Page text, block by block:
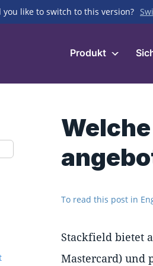
like to switch to this version?
Produkt
To read this post in
Stackfield bietet
Mastercard) und